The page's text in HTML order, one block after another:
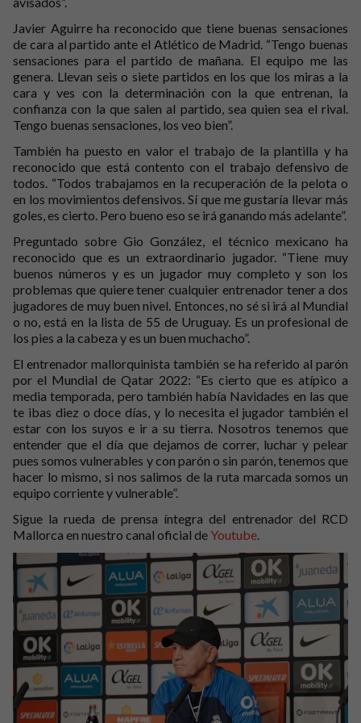
Javier Aguirre ha reconocido que tiene buenas sensaciones
de cara al partido ante el Atlético de Madrid. “Tengo buenas
sensaciones para el partido de mañana. El equipo me las
genera. Llevan seis o siete partidos en los que los miras a la
cara y ves con la determinación con la que entrenan, la
confianza con la que salen al partido, sea quien sea el rival.
Tengo buenas sensaciones, los veo bien”.
También ha puesto en valor el trabajo de la plantilla y ha
reconocido que está contento con el trabajo defensivo de
todos. “Todos trabajamos en la recuperación de la pelota o
en los movimientos defensivos. Sí que me gustaría llevar más
goles, es cierto. Pero bueno eso se irá ganando más adelante”.
Preguntado sobre Gio González, el técnico mexicano ha
reconocido que es un extraordinario jugador. “Tiene muy
buenos números y es un jugador muy completo y son los
problemas que quiere tener cualquier entrenador tener a dos
jugadores de muy buen nivel. Entonces, no sé si irá al Mundial
o no, está en la lista de 55 de Uruguay. Es un profesional de
los pies a la cabeza y es un buen muchacho”.
El entrenador mallorquinista también se ha referido al parón
por el Mundial de Qatar 2022: “Es cierto que es atípico a
media temporada, pero también había Navidades en las que
te ibas diez o doce días, y lo necesita el jugador también el
estar con los suyos e ir a su tierra. Nosotros tenemos que
entender que el día que dejamos de correr, luchar y pelear
pues somos vulnerables y con parón o sin parón, tenemos que
hacer lo mismo, si nos salimos de la ruta marcada somos un
equipo corriente y vulnerable”.
Sigue la rueda de prensa íntegra del entrenador del RCD
Mallorca en nuestro canal oficial de Youtube.